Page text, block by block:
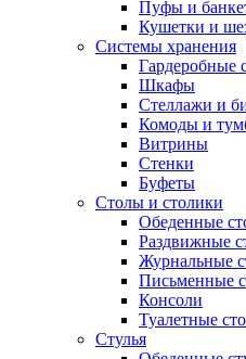
Пуфы и
Кушетки и
Системы хранения
Гардеробные
Шкафы
Стеллажи и
Комоды и
Витрины
Стенки
Буфеты
Столы и столики
Обеденные
Раздвижные
Журнальные
Письменные
Консоли
Туалетные
Стулья